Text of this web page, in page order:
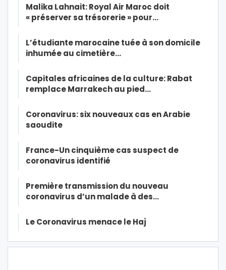
Malika Lahnait: Royal Air Maroc doit
« préserver sa trésorerie » pour…
L’étudiante marocaine tuée à son domicile
inhumée au cimetière…
Capitales africaines de la culture: Rabat
remplace Marrakech au pied…
Coronavirus: six nouveaux cas en Arabie
saoudite
France-Un cinquième cas suspect de
coronavirus identifié
Première transmission du nouveau
coronavirus d’un malade à des…
Le Coronavirus menace le Haj